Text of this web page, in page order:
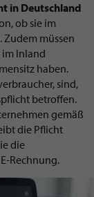
in Deutschland
ob sie im
müssen
Inland
haben.
sind,
betroffen.
gemäß
die Pflicht
die
Rechnung.